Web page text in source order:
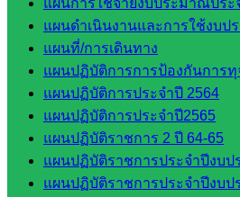
แผนการใช้จ่ายงบประมาณประ
แผนดำเนินงานและการใช้งบป
แผนที่/การเดินทาง
แผนปฏิบัติการการป้องกันการทุ
แผนปฏิบัติการประจำปี 2564
แผนปฏิบัติการประจำปี2565
แผนปฏิบัติราชการ 2 ปี 64-65
แผนปฏิบัติราชการประจำปีงบ
แผนปฏิบัติราชการประจำปีงบ
Tel 037-232263: